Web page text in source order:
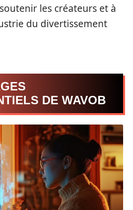
les créateurs et à
du divertissement
DE WAVOB